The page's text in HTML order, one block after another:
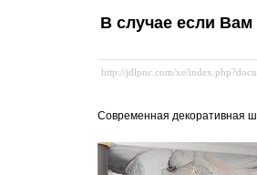
В случае если
http://jdlpnc.com/xe/
Современная декоративная